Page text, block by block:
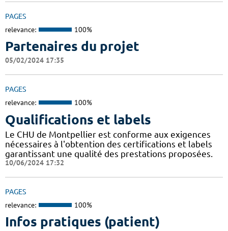
PAGES
relevance: 100%
Partenaires du projet
05/02/2024 17:35
PAGES
relevance: 100%
Qualifications et labels
Le CHU de Montpellier est conforme aux exigences
nécessaires à l'obtention des certifications et labels
garantissant une qualité des prestations proposées.
10/06/2024 17:32
PAGES
relevance: 100%
Infos pratiques (patient)